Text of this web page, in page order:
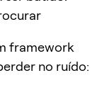
framework
no ruído: